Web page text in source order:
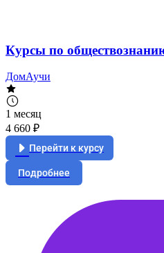
Курсы по
ДомАучи
1 месяц
4 660 ₽
Перейти к курсу
Подробнее